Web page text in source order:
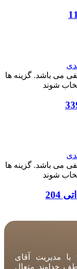
می باشد. گزینه ها
شوند
می باشد. گزینه ها
شوند
مجموعه مارون شاپ ابتدای سال 98 با مدیریت آقای
خداوند متعال